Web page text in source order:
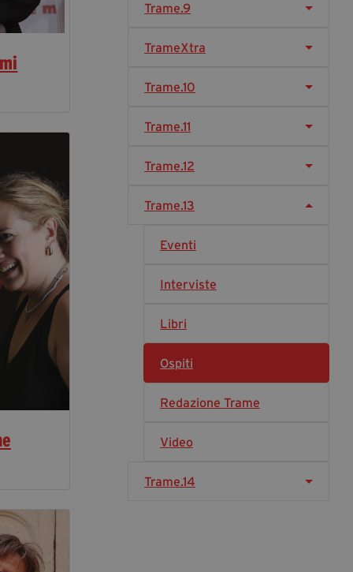
Chi Siamo
Civico Trame
#Trameascuola
Contatti
segreteria@tramefestival.it
info@tramefestival.it
+39 346 954 4078
Trame.9
TrameXtra
Trame.10
Trame.11
Trame.12
Trame.13
Eventi
Interviste
Libri
Ospiti
Redazione Trame
Video
Trame.14